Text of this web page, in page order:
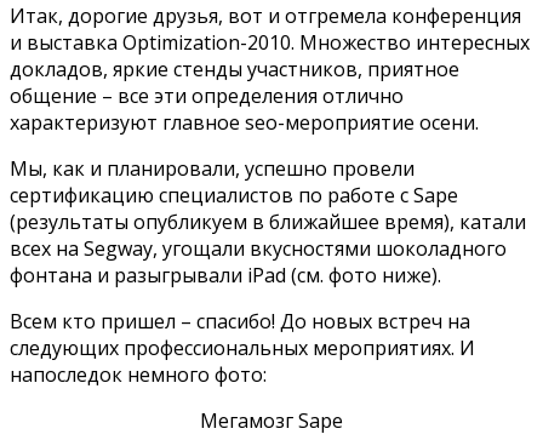
Итак, дорогие друзья, вот и отгремела конференция
и выставка Optimization-2010. Множество интересных
докладов, яркие стенды участников, приятное
общение – все эти определения отлично
характеризуют главное seo-мероприятие осени.
Мы, как и планировали, успешно провели
сертификацию специалистов по работе с Sape
(результаты опубликуем в ближайшее время), катали
всех на Segway, угощали вкусностями шоколадного
фонтана и разыгрывали iPad (см. фото ниже).
Всем кто пришел – спасибо! До новых встреч на
следующих профессиональных мероприятиях. И
напоследок немного фото:
Мегамозг Sape